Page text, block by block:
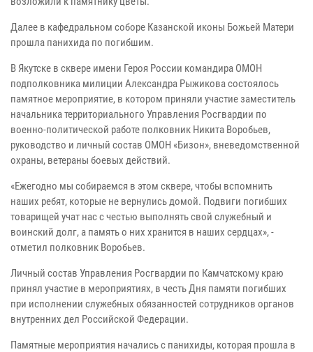
Далее в кафедральном соборе Казанской иконы Божьей Матери
прошла панихида по погибшим.
В Якутске в сквере имени Героя России командира ОМОН
подполковника милиции Александра Рыжикова состоялось
памятное мероприятие, в котором приняли участие заместитель
начальника территориального Управления Росгвардии по
военно-политической работе полковник Никита Воробьев,
руководство и личный состав ОМОН «Бизон», вневедомственной
охраны, ветераны боевых действий.
«Ежегодно мы собираемся в этом сквере, чтобы вспомнить
наших ребят, которые не вернулись домой. Подвиги погибших
товарищей учат нас с честью выполнять свой служебный и
воинский долг, а память о них хранится в наших сердцах», -
отметил полковник Воробьев.
Личный состав Управления Росгвардии по Камчатскому краю
принял участие в мероприятиях, в честь Дня памяти погибших
при исполнении служебных обязанностей сотрудников органов
внутренних дел Российской Федерации.
Памятные мероприятия начались с панихиды, которая прошла в